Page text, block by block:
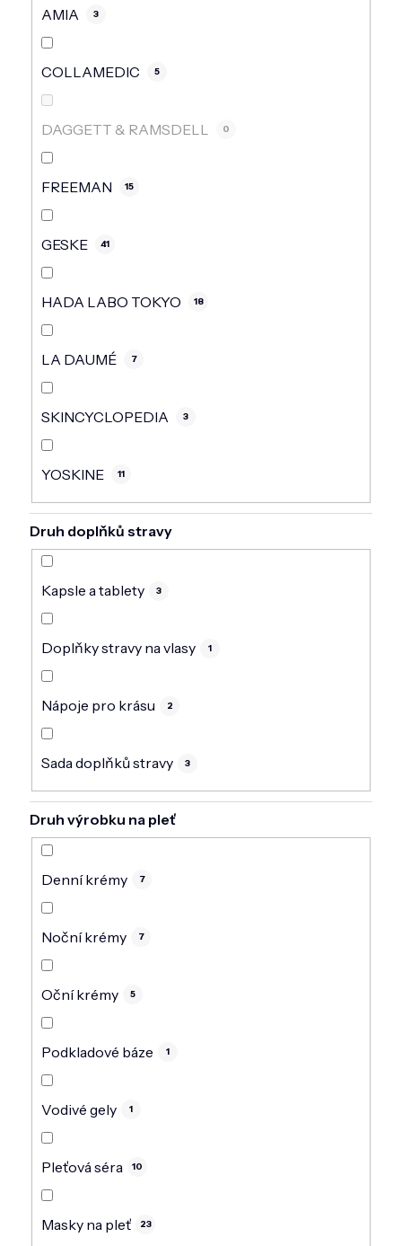
AMIA 3
COLLAMEDIC 5
DAGGETT & RAMSDELL 0
FREEMAN 15
GESKE 41
HADA LABO TOKYO 18
LA DAUMÉ 7
SKINCYCLOPEDIA 3
YOSKINE 11
Druh doplňků stravy
Kapsle a tablety 3
Doplňky stravy na vlasy 1
Nápoje pro krásu 2
Sada doplňků stravy 3
Druh výrobku na pleť
Denní krémy 7
Noční krémy 7
Oční krémy 5
Podkladové báze 1
Vodivé gely 1
Pleťová séra 10
Masky na pleť 23